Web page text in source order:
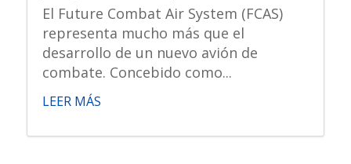
El Future Combat Air System (FCAS)
representa mucho más que el
desarrollo de un nuevo avión de
combate. Concebido como...
LEER MÁS